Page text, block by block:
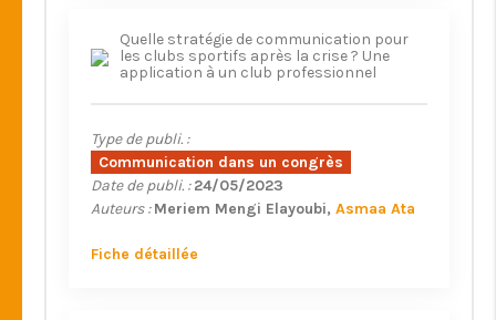
Quelle stratégie de communication pour
les clubs sportifs après la crise ? Une
application à un club professionnel
Type de publi. :
Communication dans un congrès
Date de publi. : 24/05/2023
Auteurs : Meriem Mengi Elayoubi Asmaa Ata
Fiche détaillée